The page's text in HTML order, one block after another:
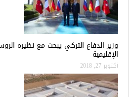
وزير الدفاع التركي يبحث مع نظيره
الإقليمية
أكتوبر 27, 2018